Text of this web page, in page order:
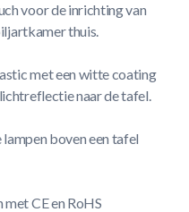
voor de inrichting van
thuis.
met een witte coating
naar de tafel.
boven een tafel
CE en RoHS